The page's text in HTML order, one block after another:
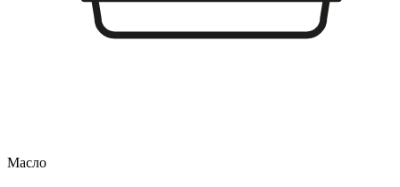
Масло